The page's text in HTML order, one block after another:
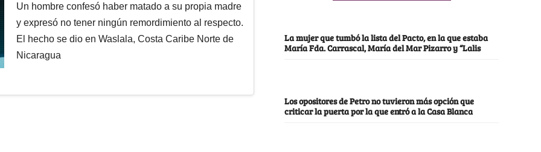
Un hombre confesó haber matado a su propia madre
y expresó no tener ningún remordimiento al respecto.
El hecho se dio en Waslala, Costa Caribe Norte de
Nicaragua
La mujer que tumbó la lista del Pacto, en la que estaba
María Fda. Carrascal, María del Mar Pizarro y “Lalis
Los opositores de Petro no tuvieron más opción que
criticar la puerta por la que entró a la Casa Blanca